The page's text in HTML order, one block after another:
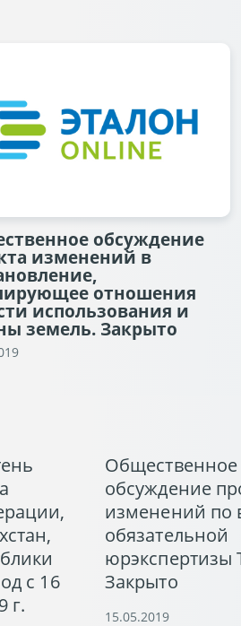
обсуждение
изменений в
отношения
использования и
земель. Закрыто
с 16
г.
Общественное
обсуждение
изменений по
обязательной
юрэкспертизы
Закрыто
15.05.2019